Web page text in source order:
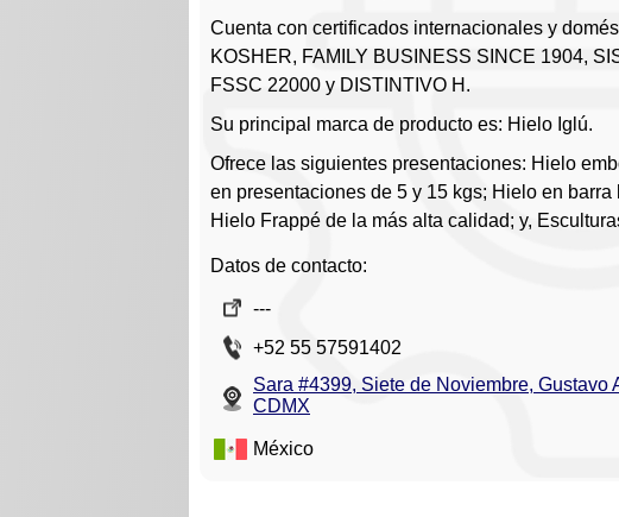
Cuenta con certificados internacionales y
KOSHER, FAMILY BUSINESS SINCE 1904,
FSSC 22000 y DISTINTIVO H.
Su principal marca de producto es: Hielo Iglú.
Ofrece las siguientes presentaciones: Hielo
en presentaciones de 5 y 15 kgs; Hielo en
Hielo Frappé de la más alta calidad; y,
Datos de contacto:
---
+52 55 57591402
Sara #4399, Siete de Noviembre, Gustavo
CDMX
México